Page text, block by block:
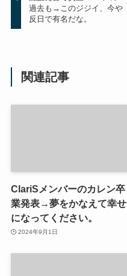
過去も→このジジイ、今や
反日で有名だな。
関連記事
ClariSメンバーのカレン卒
業発表→夢をかなえて幸せ
になってください。
2024年9月1日